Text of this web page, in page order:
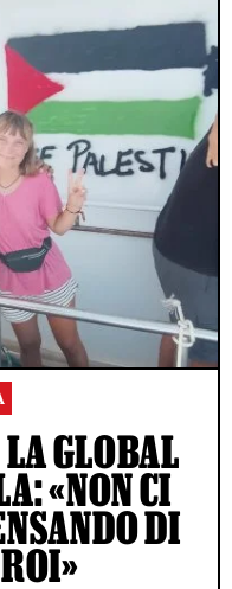
GLOBAL
«NON CI
DI